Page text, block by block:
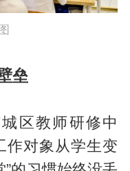
垒
区教师研修中
作对象从学生变